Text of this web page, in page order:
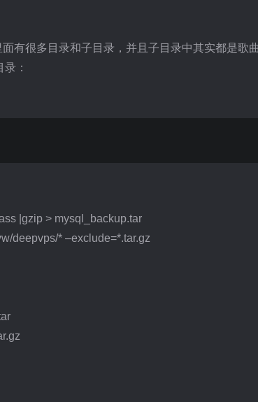
有很多目录和子目录，并且子目录中其实都是歌
：
|gzip > mysql_backup.tar
deepvps/* –exclude=*.tar.gz